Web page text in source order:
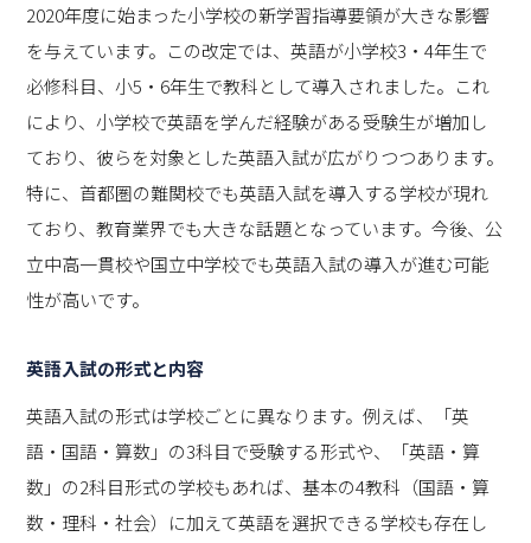
2020年度に始まった小学校の新学習指導要領が大きな影響
を与えています。この改定では、英語が小学校3・4年生で
必修科目、小5・6年生で教科として導入されました。これ
により、小学校で英語を学んだ経験がある受験生が増加し
ており、彼らを対象とした英語入試が広がりつつあります。
特に、首都圏の難関校でも英語入試を導入する学校が現れ
ており、教育業界でも大きな話題となっています。今後、公
立中高一貫校や国立中学校でも英語入試の導入が進む可能
性が高いです。
英語入試の形式と内容
英語入試の形式は学校ごとに異なります。例えば、「英
語・国語・算数」の3科目で受験する形式や、「英語・算
数」の2科目形式の学校もあれば、基本の4教科（国語・算
数・理科・社会）に加えて英語を選択できる学校も存在し